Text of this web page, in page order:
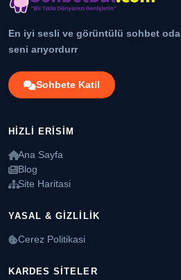
En iyi sesli ve görüntülü sohbet
seni arıyordurr
Sohbete Katil
HIZLI ERISIM
Ana Sayfa
Blog
Site Haritasi
YASAL & GIZLILIK
Cerez Politikasi
KARDES SITELER